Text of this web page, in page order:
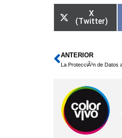
X
(Twitter)
Ant
ANTERIOR
La ProtecciÃ³n de Datos